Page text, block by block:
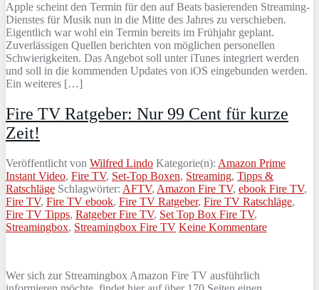
Apple scheint den Termin für den auf Beats basierenden Streaming-
Dienstes für Musik nun in die Mitte des Jahres zu verschieben.
Eigentlich war wohl ein Termin bereits im Frühjahr geplant.
Zuverlässigen Quellen berichten von möglichen personellen
Schwierigkeiten. Das Angebot soll unter iTunes integriert werden
und soll in die kommenden Updates von iOS eingebunden werden.
Ein weiteres […]
Fire TV Ratgeber: Nur 99 Cent für kurze
Zeit!
Veröffentlicht von Wilfred Lindo Kategorie(n): Amazon Prime
Instant Video, Fire TV, Set-Top Boxen, Streaming, Tipps &
Ratschläge Schlagwörter: AFTV, Amazon Fire TV, ebook Fire TV,
Fire TV, Fire TV ebook, Fire TV Ratgeber, Fire TV Ratschläge,
Fire TV Tipps, Ratgeber Fire TV, Set Top Box Fire TV,
Streamingbox, Streamingbox Fire TV Keine Kommentare
Wer sich zur Streamingbox Amazon Fire TV ausführlich